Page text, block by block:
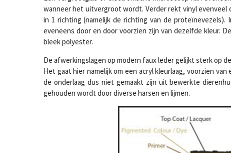
wanneer het uitvergroot wordt. Verder rekt vinyl
in 1 richting (namelijk de richting van de
eveneens door en door voorzien zijn van dezelfde kleur.
bleek polyester.
De afwerkingslagen op modern faux leder gelijkt sterk op
Het gaat hier namelijk om een acryl kleurlaag, voorzien
de onderlaag dus niet gemaakt zijn uit bewerkte
gehouden wordt door diverse harsen en lijmen.